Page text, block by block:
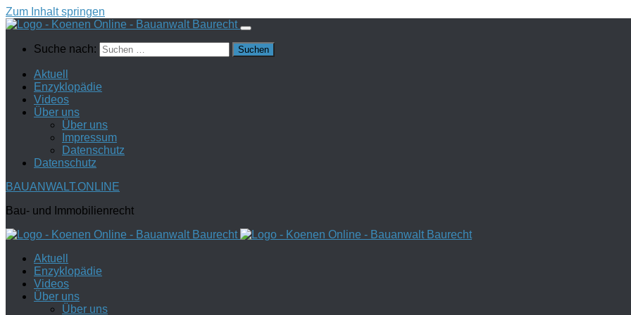
Zum Inhalt springen
Suche nach:
Aktuell
Enzyklopädie
Videos
Über uns
Über uns
Impressum
Datenschutz
Datenschutz
BAUANWALT.ONLINE
Bau- und Immobilienrecht
Aktuell
Enzyklopädie
Videos
Über uns
Über uns